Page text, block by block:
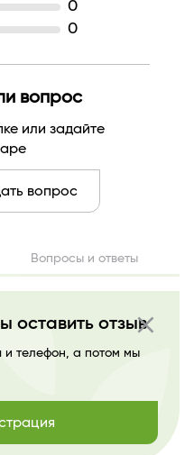
для нормальной
Экми Косметикс Групп
0
0
вопрос
или задайте
вопрос
Вопросы и ответы
close
оставить отзыв
и телефон, а потом мы